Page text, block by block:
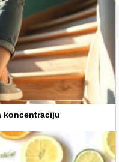
koncentraciju